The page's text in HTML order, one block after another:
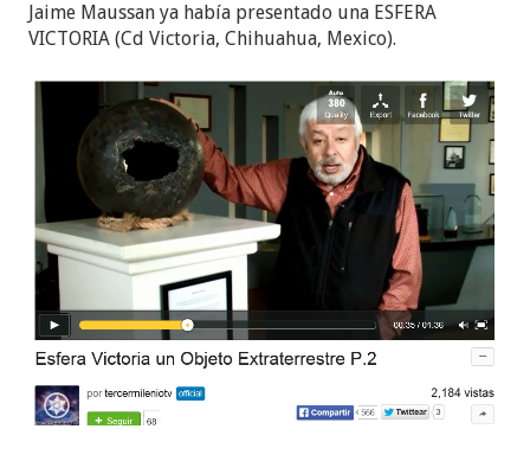
Jaime Maussan ya había presentado una ESFERA
VICTORIA (Cd Victoria, Chihuahua, Mexico).